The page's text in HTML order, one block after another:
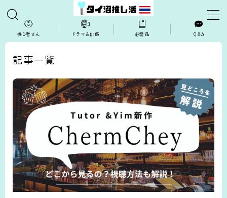
MENU
TOPページ
ドラマ・俳優
推し活コラム
推し活ハウツー
現場・イベント
初心者さん ドラマ＆俳優 必需品 Q＆A
記事一覧